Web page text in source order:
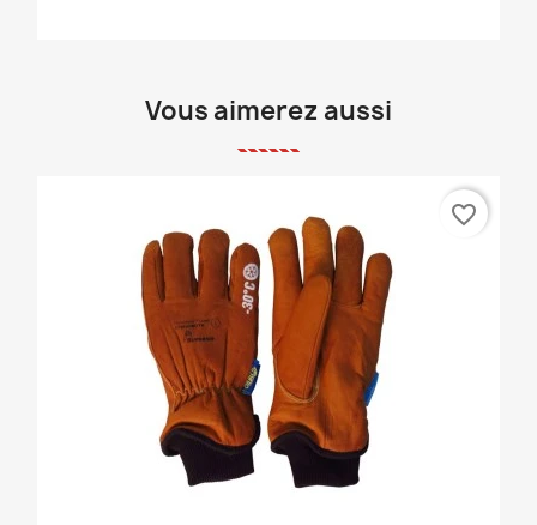
Vous aimerez aussi
favorite_border